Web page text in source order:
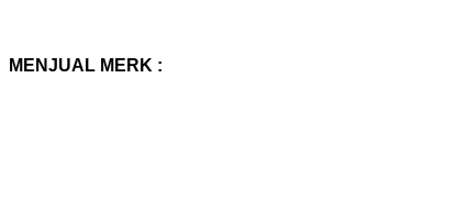
MENJUAL MERK :